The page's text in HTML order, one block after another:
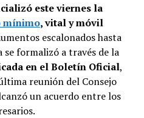
este viernes la
mínimo, vital y móvil
escalonados hasta
se formalizó a través de la
en el Boletín Oficial,
reunión del Consejo
un acuerdo entre los